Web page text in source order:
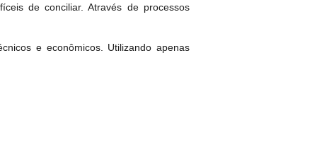
de conciliar. Através de processos
e econômicos. Utilizando apenas